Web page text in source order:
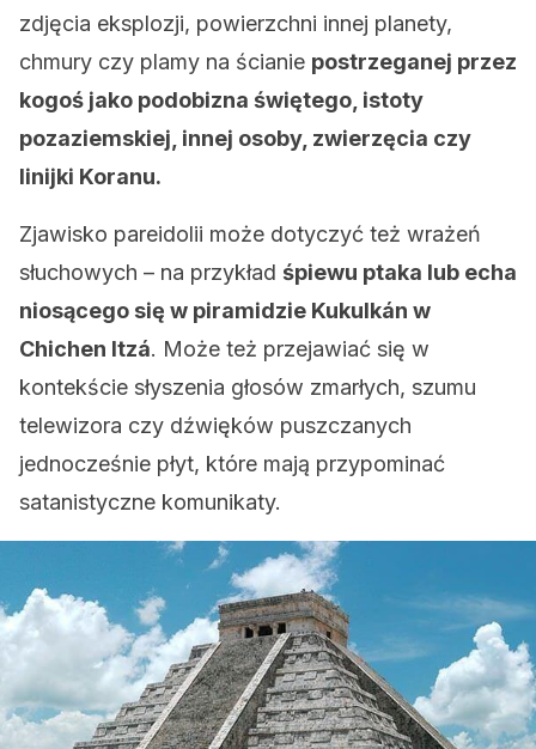
zdjęcia eksplozji, powierzchni innej planety,
chmury czy plamy na ścianie postrzeganej przez
kogoś jako podobizna świętego, istoty
pozaziemskiej, innej osoby, zwierzęcia czy
linijki Koranu.
Zjawisko pareidolii może dotyczyć też wrażeń
słuchowych – na przykład śpiewu ptaka lub echa
niosącego się w piramidzie Kukulkán w
Chichen Itzá. Może też przejawiać się w
kontekście słyszenia głosów zmarłych, szumu
telewizora czy dźwięków puszczanych
jednocześnie płyt, które mają przypominać
satanistyczne komunikaty.